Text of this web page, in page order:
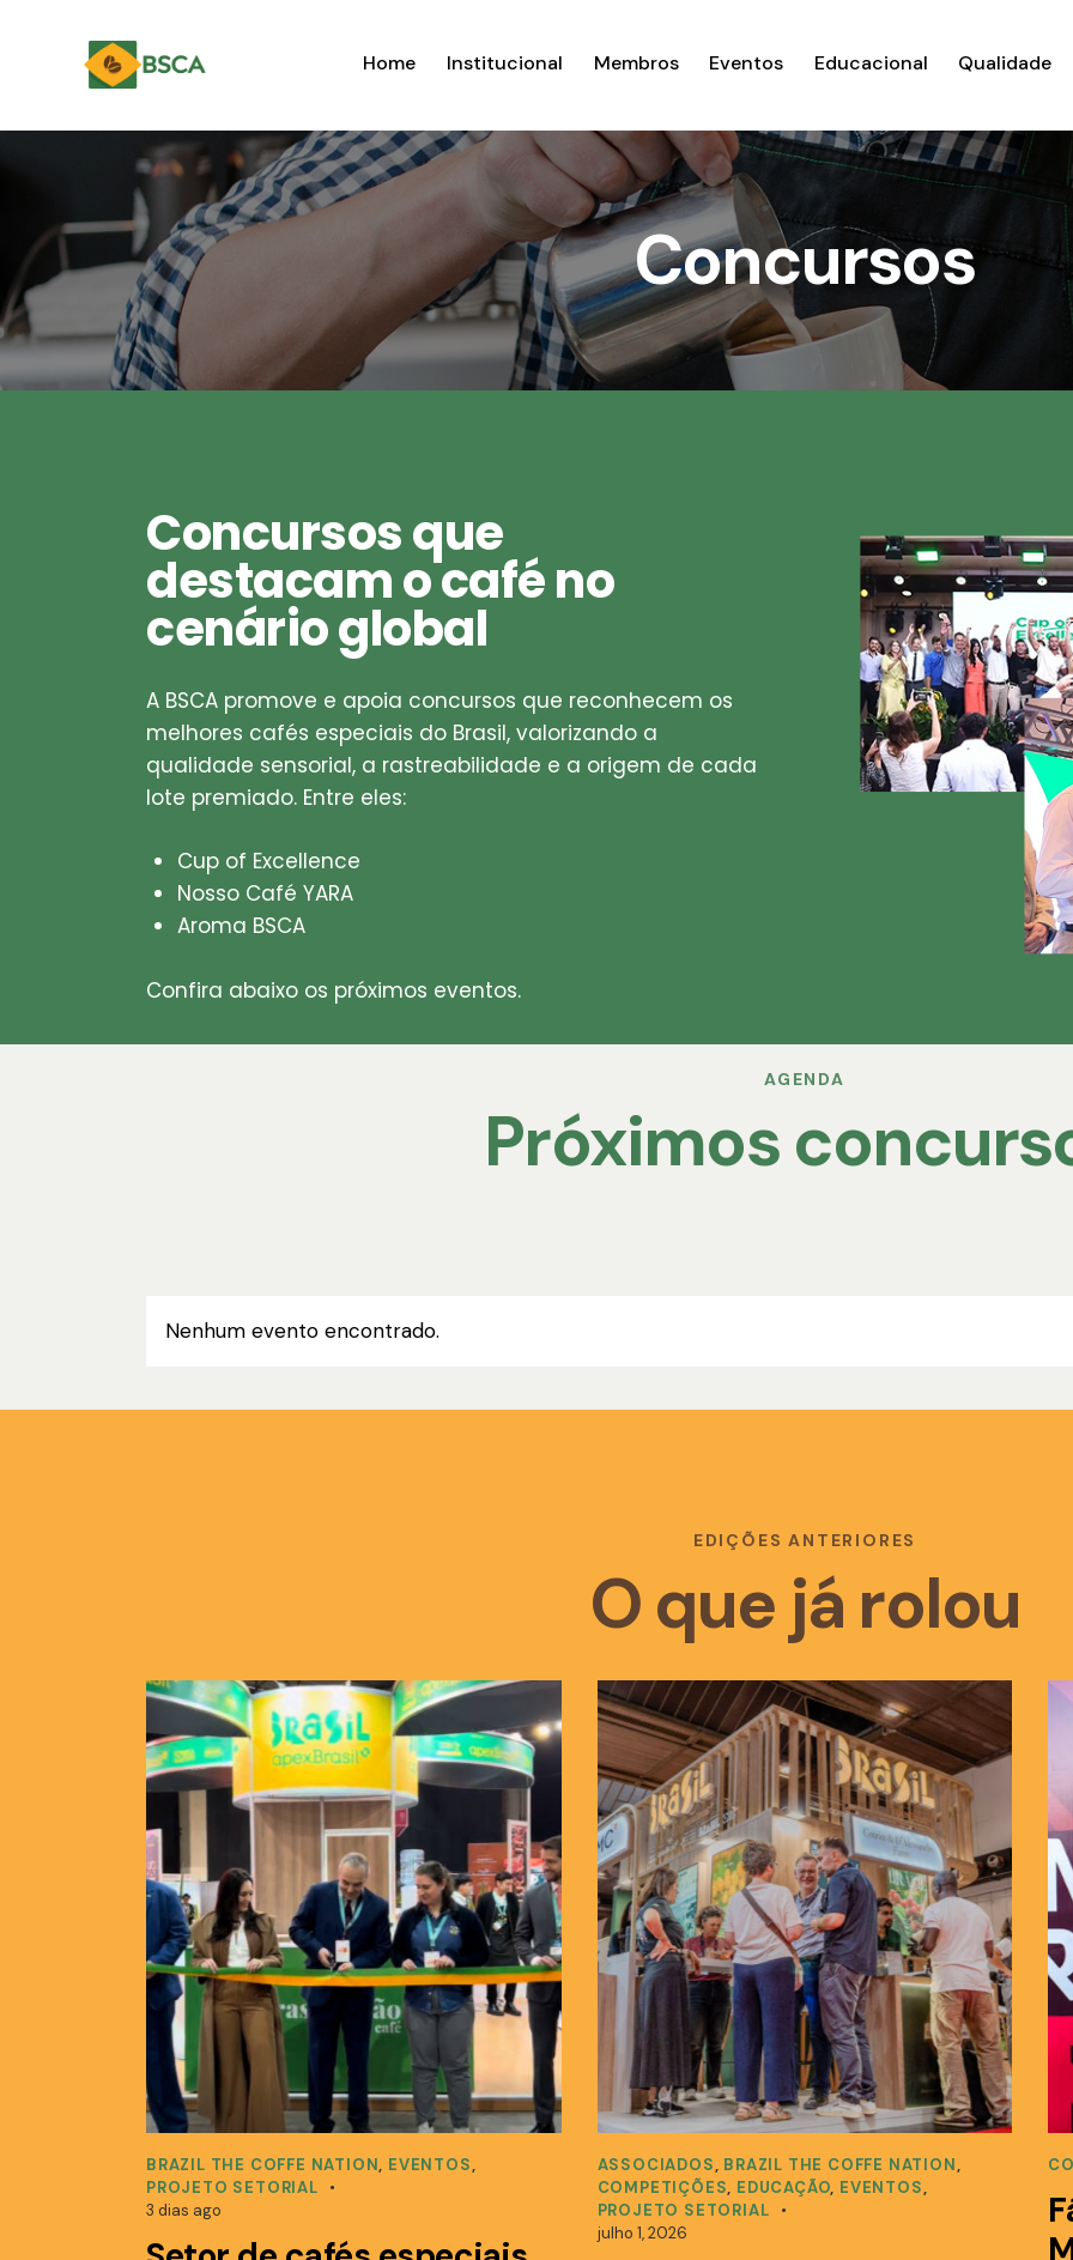
Home Institucional Membros Eventos Educacional Qualidade
Concursos
Concursos que
destacam o café no
cenário global
A BSCA promove e apoia concursos que reconhecem os
melhores cafés especiais do Brasil, valorizando a
qualidade sensorial, a rastreabilidade e a origem de cada
lote premiado. Entre eles:
Cup of Excellence
Nosso Café YARA
Aroma BSCA
Confira abaixo os próximos eventos.
AGENDA
Próximos
Nenhum evento encontrado.
EDIÇÕES ANTERIORES
O que já rolou
BRAZIL THE COFFE NATION, EVENTOS,
PROJETO SETORIAL
3 dias ago
ASSOCIADOS, BRAZIL THE COFFE NATION,
COMPETIÇÕES, EDUCAÇÃO, EVENTOS,
PROJETO SETORIAL
julho 1, 2026